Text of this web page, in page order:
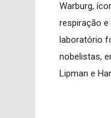
Warburg,
respiração
laboratório
nobelistas,
Lipman e